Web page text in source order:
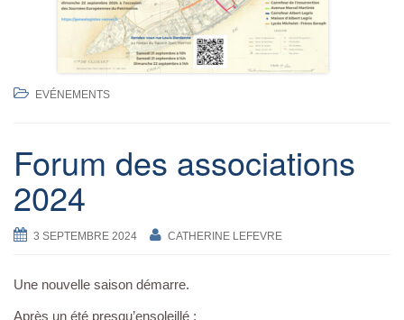
EVÉNEMENTS
Forum des associations
2024
3 SEPTEMBRE 2024 CATHERINE LEFEVRE
Une nouvelle saison démarre.
Après un été presqu’ensoleillé ;